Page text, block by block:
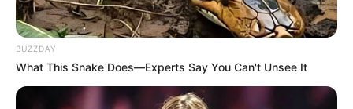
Suchen:
BUZZDAY
What This Snake Does—Experts Say You Can't Unsee It